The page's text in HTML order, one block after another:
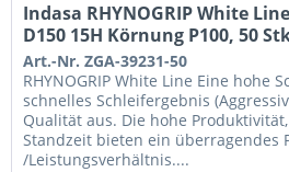
Indasa RHYNOGRIP White
D150 15H Körnung P100, 50
Art.-Nr. ZGA-39231-50
RHYNOGRIP White Line Eine hohe
schnelles Schleifergebnis
Qualität aus. Die hohe
Standzeit bieten ein überragendes
/Leistungsverhältnis....